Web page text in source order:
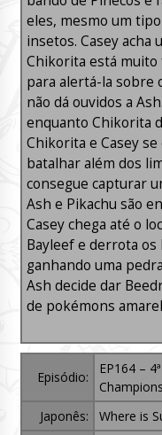
eles, mesmo um
insetos. Casey acha
Chikorita está muito
para alertá-la sobre
não dá ouvidos a
enquanto Chikorita
Chikorita e Casey
batalhar além dos
consegue capturar
Ash e Pikachu são
Casey chega até o
Bayleef e derrota os
ganhando uma
Ash decide dar
de pokémons
Episódio:
EP164 –
Champions
Japonês:
Where is